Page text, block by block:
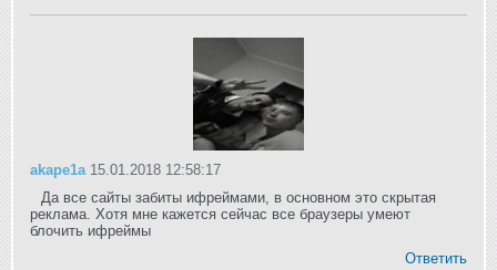
akape1a 15.01.2018 12:58:17
Да все сайты забиты ифреймами, в основном это скрытая
реклама. Хотя мне кажется сейчас все браузеры умеют
блочить ифреймы
Ответить